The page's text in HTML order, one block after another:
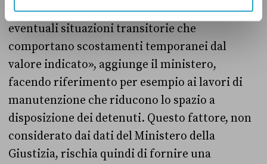
regolamentare, però, «non tiene conto di
eventuali situazioni transitorie che
comportano scostamenti temporanei dal
valore indicato», aggiunge il ministero,
facendo riferimento per esempio ai lavori di
manutenzione che riducono lo spazio a
disposizione dei detenuti. Questo fattore, non
considerato dai dati del Ministero della
Giustizia, rischia quindi di fornire una